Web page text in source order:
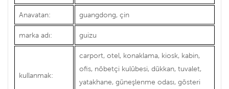
Anavatan: guangdong, çin
marka adı: guizu
kullanmak:
carport, otel, konaklama, kiosk, kabin,
ofis, nöbetçi kulübesi, dükkan, tuvalet,
yatakhane, güneşlenme odası, gösteri